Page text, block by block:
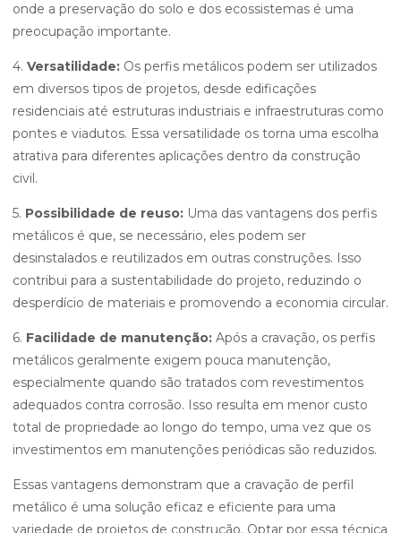
onde a preservação do solo e dos ecossistemas é uma
preocupação importante.
4. Versatilidade: Os perfis metálicos podem ser utilizados
em diversos tipos de projetos, desde edificações
residenciais até estruturas industriais e infraestruturas como
pontes e viadutos. Essa versatilidade os torna uma escolha
atrativa para diferentes aplicações dentro da construção
civil.
5. Possibilidade de reuso: Uma das vantagens dos perfis
metálicos é que, se necessário, eles podem ser
desinstalados e reutilizados em outras construções. Isso
contribui para a sustentabilidade do projeto, reduzindo o
desperdício de materiais e promovendo a economia circular.
6. Facilidade de manutenção: Após a cravação, os perfis
metálicos geralmente exigem pouca manutenção,
especialmente quando são tratados com revestimentos
adequados contra corrosão. Isso resulta em menor custo
total de propriedade ao longo do tempo, uma vez que os
investimentos em manutenções periódicas são reduzidos.
Essas vantagens demonstram que a cravação de perfil
metálico é uma solução eficaz e eficiente para uma
variedade de projetos de construção. Optar por essa técnica